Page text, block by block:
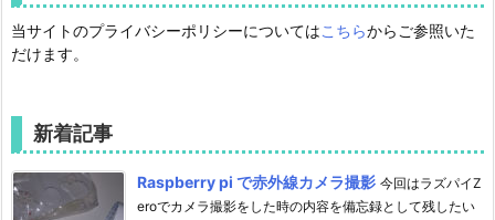
当サイトのプライバシーポリシーについてはこちらからご参照いた
だけます。
新着記事
Raspberry pi で赤外線カメラ撮影 今回はラズパイZ
eroでカメラ撮影をした時の内容を備忘録として残したい